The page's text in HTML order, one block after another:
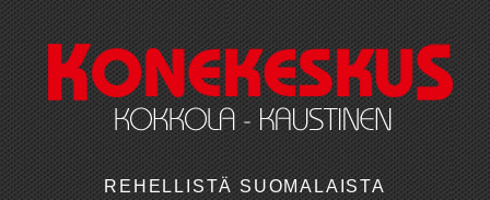
REHELLISTÄ SUOMALAISTA